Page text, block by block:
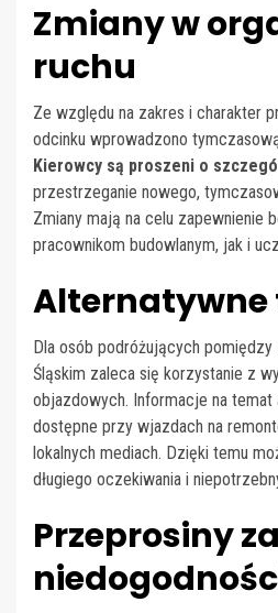
Zmiany w
ruchu
Ze względu na zakres i charakter
odcinku wprowadzono
Kierowcy są proszeni o
przestrzeganie nowego,
Zmiany mają na celu zapewnienie
pracownikom budowlanym, jak i
Alternatywne
Dla osób podróżujących
Śląskim zaleca się korzystanie z
objazdowych. Informacje na temat
dostępne przy wjazdach na
lokalnych mediach. Dzięki temu
długiego oczekiwania i
Przeprosiny za